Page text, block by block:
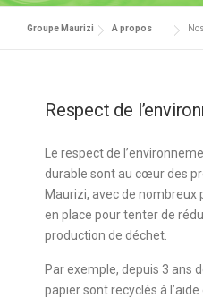
Groupe Maurizi A propos
Respect de
Le respect de
durable sont au cœur des
Maurizi, avec de
en place pour tenter de
production de déchet.
Par exemple, depuis 3 ans
papier sont recyclés à